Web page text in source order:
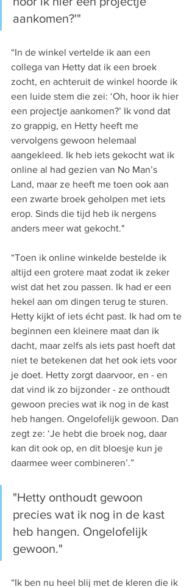
aankomen?'"
“In de winkel vertelde ik aan een
collega van Hetty dat ik een broek
zocht, en achteruit de winkel hoorde ik
een luide stem die zei: ‘Oh, hoor ik hier
een projectje aankomen?’ Ik vond dat
zo grappig, en Hetty heeft me
vervolgens gewoon helemaal
aangekleed. Ik heb iets gekocht wat ik
online al had gezien van No Man’s
Land, maar ze heeft me toen ook aan
een zwarte broek geholpen met iets
erop. Sinds die tijd heb ik nergens
anders meer wat gekocht."
“Toen ik online winkelde bestelde ik
altijd een grotere maat zodat ik zeker
wist dat het zou passen. Ik had er een
hekel aan om dingen terug te sturen.
Hetty kijkt of iets écht past. Ik had om te
beginnen een kleinere maat dan ik
dacht, maar zelfs als iets past hoeft dat
niet te betekenen dat het ook iets voor
je doet. Hetty zorgt daarvoor, en - en
dat vind ik zo bijzonder - ze onthoudt
gewoon precies wat ik nog in de kast
heb hangen. Ongelofelijk gewoon. Dan
zegt ze: ‘Je hebt die broek nog, daar
kan dit ook op, en dit bloesje kun je
daarmee weer combineren’.”
"Hetty onthoudt gewoon
precies wat ik nog in de kast
heb hangen. Ongelofelijk
gewoon."
“Ik ben nu heel blij met de kleren die ik